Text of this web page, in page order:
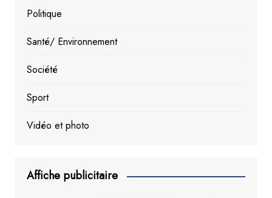
Politique
Santé/ Environnement
Société
Sport
Vidéo et photo
Affiche publicitaire